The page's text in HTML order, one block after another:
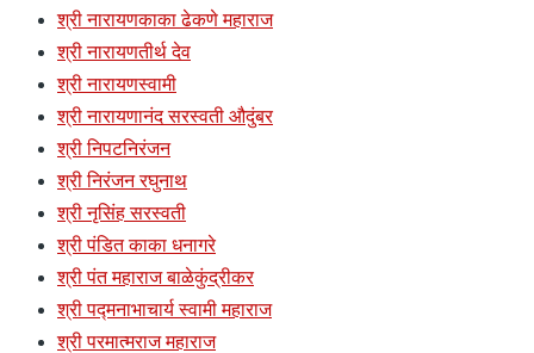
श्री नारायणकाका ढेकणे महाराज
श्री नारायणतीर्थ देव
श्री नारायणस्वामी
श्री नारायणानंद सरस्वती औदुंबर
श्री निपटनिरंजन
श्री निरंजन रघुनाथ
श्री नृसिंह सरस्वती
श्री पंडित काका धनागरे
श्री पंत महाराज बाळेकुंद्रीकर
श्री पद्मनाभाचार्य स्वामी महाराज
श्री परमात्मराज महाराज